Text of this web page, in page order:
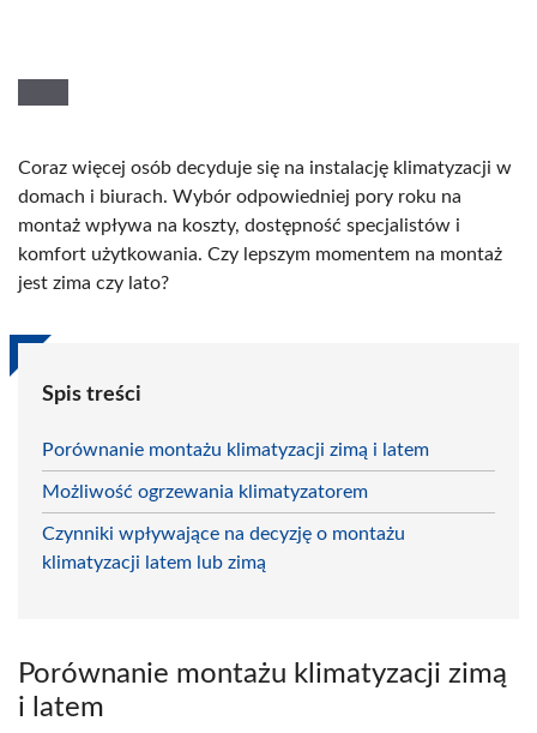
Coraz więcej osób decyduje się na instalację klimatyzacji w
domach i biurach. Wybór odpowiedniej pory roku na
montaż wpływa na koszty, dostępność specjalistów i
komfort użytkowania. Czy lepszym momentem na montaż
jest zima czy lato?
Spis treści
Porównanie montażu klimatyzacji zimą i latem
Możliwość ogrzewania klimatyzatorem
Czynniki wpływające na decyzję o montażu
klimatyzacji latem lub zimą
Porównanie montażu klimatyzacji zimą
i latem